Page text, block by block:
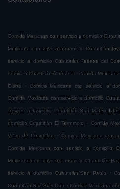
Comida Mexicana con servicio a domicilio
Mexicana con servicio a domicilio Cuautitlán
servicio a domicilio Cuautitlán Paseos del
domicilio Cuautitlán Alborada . Comida
Elena . Comida Mexicana con servicio a
Comida Mexicana con servicio a domicilio
servicio a domicilio Cuautitlán San Mateo
domicilio Cuautitlán El Terremoto . Comida
Villas de Cuautitlan . Comida Mexicana con
Comida Mexicana con servicio a domicilio
Mexicana con servicio a domicilio Cuautitlán
servicio a domicilio Cuautitlán San Pablo .
Cuautitlán San Blas Uno . Comida Mexicana